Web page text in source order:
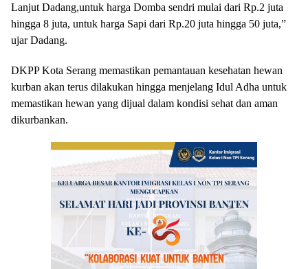
Lanjut Dadang,untuk harga Domba sendri mulai dari Rp.2 juta
hingga 8 juta, untuk harga Sapi dari Rp.20 juta hingga 50 juta,”
ujar Dadang.
DKPP Kota Serang memastikan pemantauan kesehatan hewan
kurban akan terus dilakukan hingga menjelang Idul Adha untuk
memastikan hewan yang dijual dalam kondisi sehat dan aman
dikurbankan.